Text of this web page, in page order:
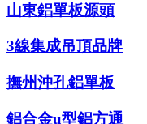
山東鋁單板源頭
3線集成吊頂品牌
撫州沖孔鋁單板
鋁合金u型鋁方通